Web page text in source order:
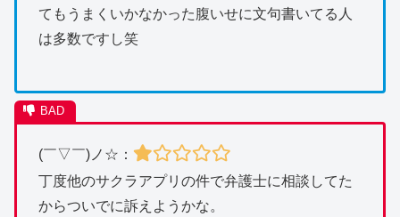
てもうまくいかなかった腹いせに文句書いてる人
は多数ですし笑
(￣▽￣)ノ☆：
丁度他のサクラアプリの件で弁護士に相談してた
からついでに訴えようかな。